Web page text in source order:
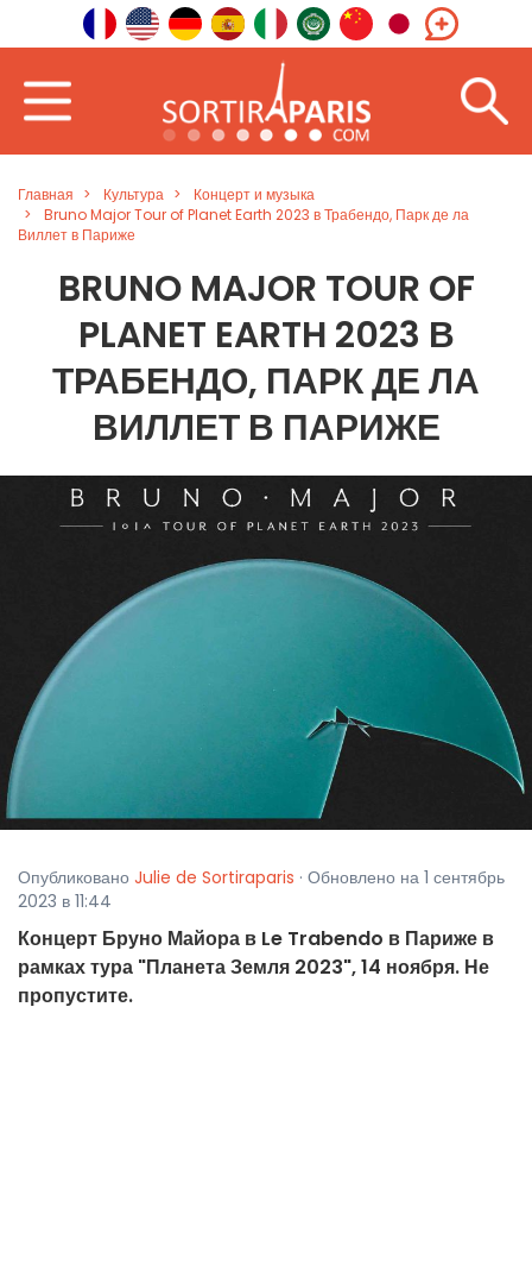
Главная Культура
Концерт и музыка
Bruno Major Tour of Planet Earth 2023 в Трабендо, Парк де ла
Виллет в Париже
BRUNO MAJOR TOUR OF
PLANET EARTH 2023 В
ТРАБЕНДО, ПАРК ДЕ ЛА
ВИЛЛЕТ В ПАРИЖЕ
Опубликовано Julie de Sortiraparis · Обновлено на 1 сентябрь
2023 в 11:44
Концерт Бруно Майора в Le Trabendo в Париже в
рамках тура "Планета Земля 2023", 14 ноября. Не
пропустите.